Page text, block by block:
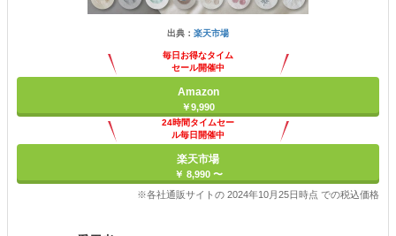
出典： 楽天市場
毎日お得なタイム
セール開催中
Amazon
￥9,990
24時間タイムセー
ル毎日開催中
楽天市場
￥ 8,990 〜
※各社通販サイトの 2024年10月25日時点 での税込価格